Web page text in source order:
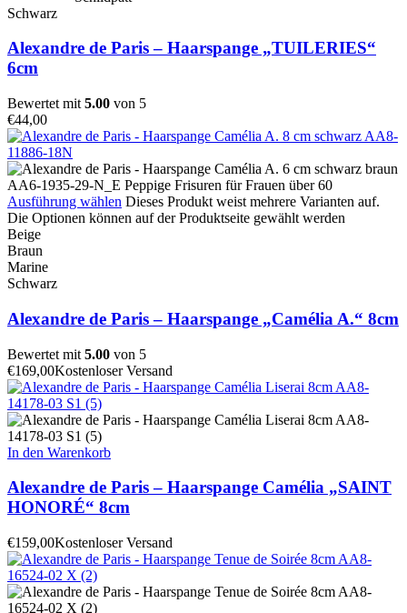
Schwarz
Alexandre de Paris – Haarspange „TUILERIES“
6cm
Bewertet mit 5.00 von 5
€44,00
Ausführung wählen Dieses Produkt weist mehrere Varianten auf.
Die Optionen können auf der Produktseite gewählt werden
Beige
Braun
Marine
Schwarz
Alexandre de Paris – Haarspange „Camélia A.“ 8cm
Bewertet mit 5.00 von 5
€169,00Kostenloser Versand
In den Warenkorb
Alexandre de Paris – Haarspange Camélia „SAINT
HONORÉ“ 8cm
€159,00Kostenloser Versand